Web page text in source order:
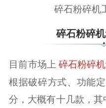
碎石粉碎机
碎石粉碎
目前市场上 碎石粉碎
根据破碎方式、功能
分，大概有十几款，